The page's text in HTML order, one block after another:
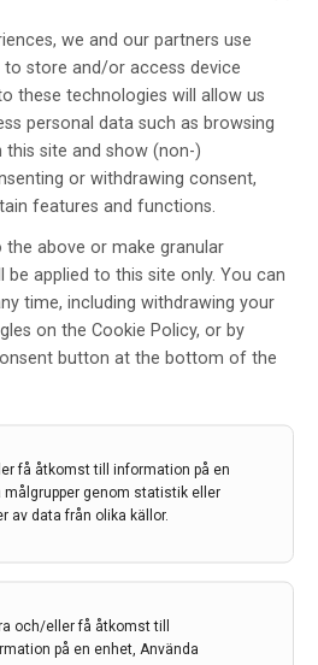
we and our partners use
store and/or access device
these technologies will allow us
personal data such as browsing
this site and show (non-)
or withdrawing consent,
features and functions.
above or make granular
applied to this site only. You can
time, including withdrawing your
on the Cookie Policy, or by
button at the bottom of the
få åtkomst till information på en
målgrupper genom statistik eller
av data från olika källor.
och/eller få åtkomst till
på en enhet, Använda
har i samarbete med forskare vid
in Epstein-Barr-virus i syfte att…